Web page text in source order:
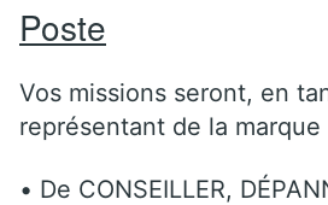
Poste
Vos missions seront, en
représentant de la marque
• De CONSEILLER,